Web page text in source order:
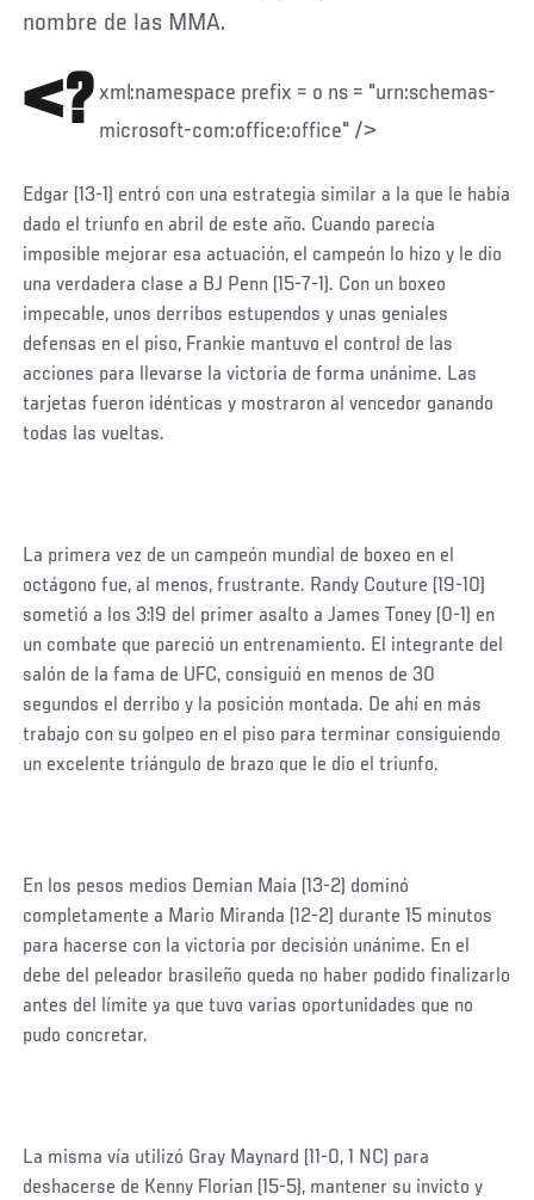
nombre de las MMA.
<? xml:namespace prefix = o ns = "urn:schemas-
microsoft-com:office:office" />
Edgar (13-1) entró con una estrategia similar a la que le había
dado el triunfo en abril de este año. Cuando parecía
imposible mejorar esa actuación, el campeón lo hizo y le dio
una verdadera clase a BJ Penn (15-7-1). Con un boxeo
impecable, unos derribos estupendos y unas geniales
defensas en el piso, Frankie mantuvo el control de las
acciones para llevarse la victoria de forma unánime. Las
tarjetas fueron idénticas y mostraron al vencedor ganando
todas las vueltas.
La primera vez de un campeón mundial de boxeo en el
octágono fue, al menos, frustrante. Randy Couture (19-10)
sometió a los 3:19 del primer asalto a James Toney (0-1) en
un combate que pareció un entrenamiento. El integrante del
salón de la fama de UFC, consiguió en menos de 30
segundos el derribo y la posición montada. De ahí en más
trabajo con su golpeo en el piso para terminar consiguiendo
un excelente triángulo de brazo que le dio el triunfo.
En los pesos medios Demian Maia (13-2) dominó
completamente a Mario Miranda (12-2) durante 15 minutos
para hacerse con la victoria por decisión unánime. En el
debe del peleador brasileño queda no haber podido finalizarlo
antes del límite ya que tuvo varias oportunidades que no
pudo concretar.
La misma vía utilizó Gray Maynard (11-0, 1 NC) para
deshacerse de Kenny Florian (15-5), mantener su invicto y